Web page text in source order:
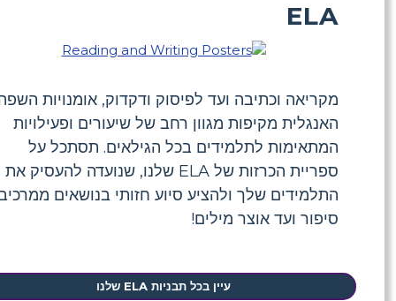
ELA
מקריאה וכתיבה ועד לפיסוק ודקדוק, אומנויות
האנגלית מקיפות מגוון רחב של שיעורים ופעילויות
המתאימות לתלמידים בכל הגילאים. תסתכל על
ספריית הכרזות של ELA שלנו, שנועדה להעסיק את
התלמידים שלך ולהציע סיוע חזותי בנושאים
סיפור ועד אוצר מילים!
עיין בכל תבניות ELA שלנו